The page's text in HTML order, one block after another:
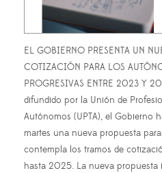
EL GOBIERNO PRESENTA UN
COTIZACIÓN PARA LOS
PROGRESIVAS ENTRE 2023 Y
difundido por la Unión de
Autónomos (UPTA), el Gobierno
martes una nueva propuesta
contempla los tramos de
hasta 2025. La nueva